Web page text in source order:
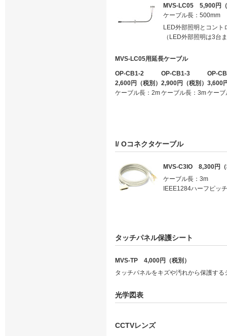
MVS-LC05 5,900円
ケーブル長：500mm
LED外部照明とコント
（LED外部照明は3台
MVS-LC05用延長ケーブル
OP-CB1-2
2,600円（税別）
ケーブル長：2m
OP-CB1-3
2,900円（税別）
ケーブル長：3m
OP-
3,600
ケーブ
Ⅰ/ Oコネクタケーブル
MVS-C3IO 8,300円（
ケーブル長：3m
IEEE1284ハーフピッ
タッチパネル保護シート
MVS-TP 4,000円（税別）
タッチパネルをキズや汚れから保護する
光学図表
CCTVレンズ